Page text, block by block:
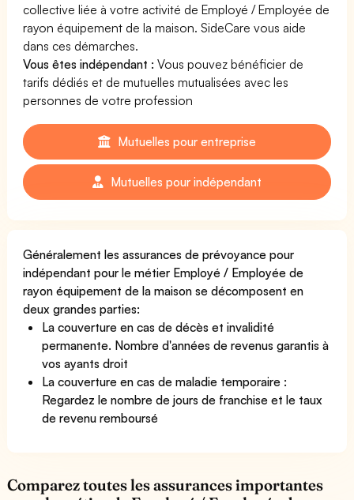
collective liée à votre activité de Employé / Employée de
rayon équipement de la maison. SideCare vous aide
dans ces démarches.
Vous êtes indépendant : Vous pouvez bénéficier de
tarifs dédiés et de mutuelles mutualisées avec les
personnes de votre profession
Mutuelles pour entreprise
Mutuelles pour indépendant
Généralement les assurances de prévoyance pour
indépendant pour le métier Employé / Employée de
rayon équipement de la maison se décomposent en
deux grandes parties:
La couverture en cas de décès et invalidité
permanente. Nombre d'années de revenus garantis à
vos ayants droit
La couverture en cas de maladie temporaire :
Regardez le nombre de jours de franchise et le taux
de revenu remboursé
Comparez toutes les assurances importantes